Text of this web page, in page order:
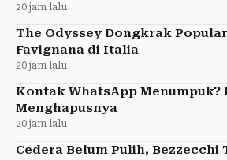
20 jam lalu
The Odyssey Dongkrak
Favignana di Italia
20 jam lalu
Kontak WhatsApp Menumpuk?
Menghapusnya
20 jam lalu
Cedera Belum Pulih,